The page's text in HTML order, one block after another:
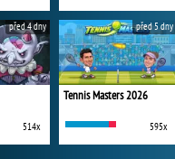
514x
před 4 dny
Tennis Masters 2026
595x
před 5 dny